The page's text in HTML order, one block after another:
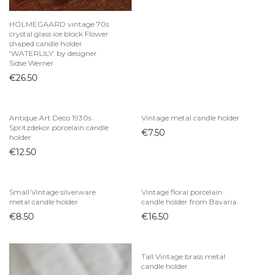
Puodeliai
Sriubinės
Stalo įrankiai
Sviestinės
Taurės ir stiklinės
Papuošalų dėžutės
Paveikslai ir printai
Rėmeliai
Statulėlės
Vazonai
HOLMEGAARD vintage 70s
crystal glass ice block Flower
shaped candle holder
‘WATERLILY’ by designer
Sidse Werner
€26.50
Antique Art Deco 1930s
Spritzdekor porcelain candle
holder
€12.50
Vintage metal candle holder
€7.50
Small Vintage silverware
metal candle holder
€8.50
Vintage floral porcelain
candle holder from Bavaria
€16.50
Tall Vintage brass metal
candle holder